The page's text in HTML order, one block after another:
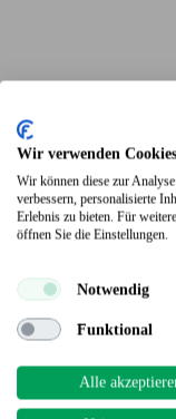
Terrassendielen
Wir verwenden Cookies
Wir können diese zur
verbessern, personalisierte
Erlebnis zu bieten. Für
öffnen Sie die Einstellungen.
Notwendig
Funktional
Alle